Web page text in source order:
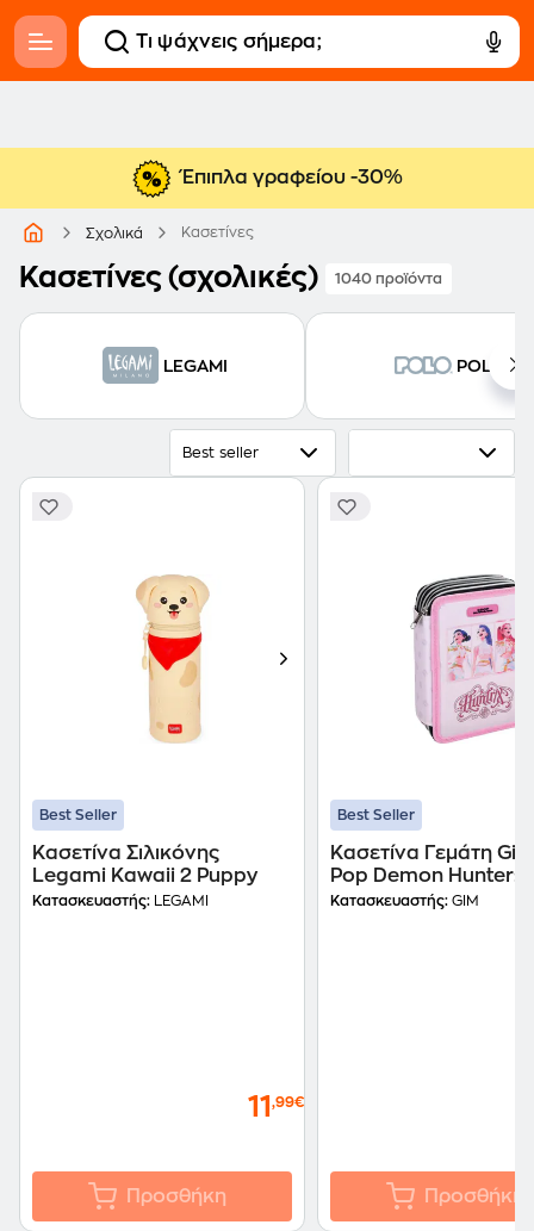
Έπιπλα γραφείου -30%
Σχολικά Κασετίνες
Κασετίνες (σχολικές) 1040 προϊόντα
LEGAMI POLO
Best seller
Best Seller
Κασετίνα Σιλικόνης
Legami Kawaii 2 Puppy
Κατασκευαστής: LEGAMI
11 ,99€
Προσθήκη
Best Seller
Κασετίνα Γεμάτη
Pop Demon Hunters
Huntrix
Κατασκευαστής: GIM
Προσθήκη